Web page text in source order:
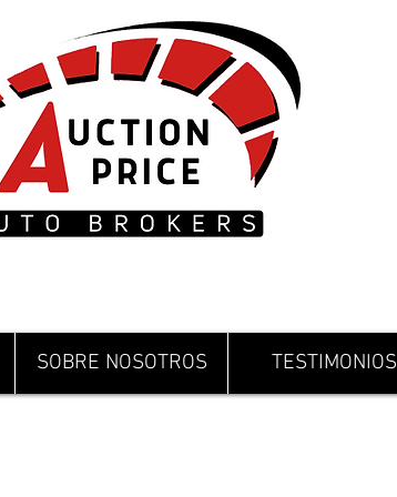
SOBRE NOSOTROS TESTIMONIOS